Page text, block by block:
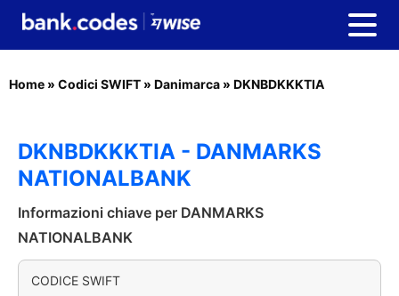
Home » Codici SWIFT » Danimarca » DKNBDKKKTIA
DKNBDKKKTIA - DANMARKS
NATIONALBANK
Informazioni chiave per DANMARKS
NATIONALBANK
CODICE SWIFT